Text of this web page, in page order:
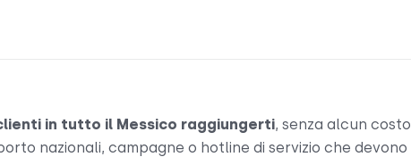
in tutto il Messico raggiungerti, senza alcun costo
nazionali, campagne o hotline di servizio che devono